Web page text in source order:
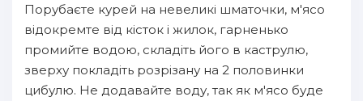
Порубаєте курей на невеликі шматочки, м'ясо
відокремте від кісток і жилок, гарненько
промийте водою, складіть його в каструлю,
зверху покладіть розрізану на 2 половинки
цибулю. Не додавайте воду, так як м'ясо буде